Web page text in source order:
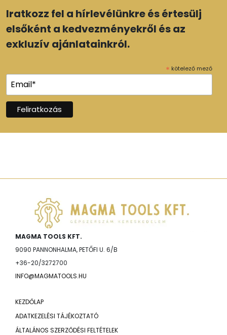
Iratkozz fel a hírlevélünkre és értesülj
elsőként a kedvezményekről és az
exkluzív ajánlatainkról.
* kötelező mező
MAGMA TOOLS KFT.
9090 PANNONHALMA, PETŐFI U. 6/B
+36-20/3272700
INFO@MAGMATOOLS.HU
KEZDŐLAP
ADATKEZELÉSI TÁJÉKOZTATÓ
ÁLTALÁNOS SZERZŐDÉSI FELTÉTELEK